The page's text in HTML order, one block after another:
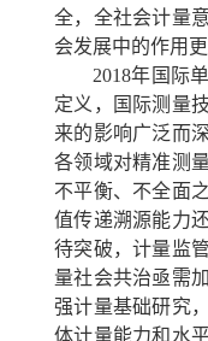
全，全社会计量
会发展中的作用更
2018年国际
定义，国际测量
来的影响广泛而
各领域对精准测
不平衡、不全面
值传递溯源能力
待突破，计量监
量社会共治亟需
强计量基础研究
体计量能力和水